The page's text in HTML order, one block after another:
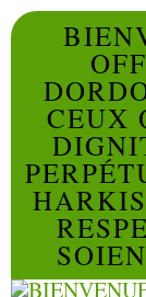
CEUX